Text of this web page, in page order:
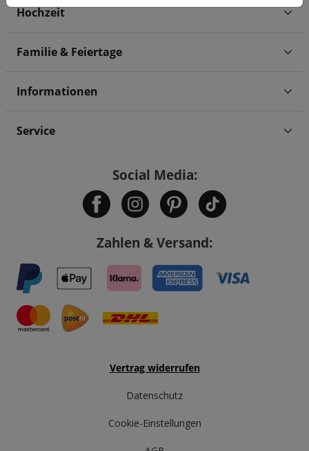
Hochzeit
Familie & Feiertage
Informationen
Service
Social Media:
Zahlen & Versand:
Vertrag widerrufen
Datenschutz
Cookie-Einstellungen